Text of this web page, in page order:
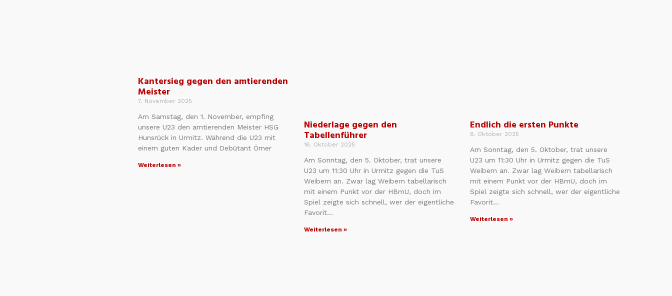
Kantersieg gegen den amtierenden
Meister
7. November 2025
Am Samstag, den 1. November, empfing
unsere U23 den amtierenden Meister HSG
Hunsrück in Urmitz. Während die U23 mit
einem guten Kader und Debütant Ömer
Weiterlesen »
Niederlage gegen den
Tabellenführer
16. Oktober 2025
Am Sonntag, den 5. Oktober, trat unsere
U23 um 11:30 Uhr in Urmitz gegen die TuS
Weibern an. Zwar lag Weibern tabellarisch
mit einem Punkt vor der HBmU, doch im
Spiel zeigte sich schnell, wer der eigentliche
Favorit…
Weiterlesen »
Endlich die ersten Punkte
8. Oktober 2025
Am Sonntag, den 5. Oktober, trat unsere
U23 um 11:30 Uhr in Urmitz gegen die TuS
Weibern an. Zwar lag Weibern tabellarisch
mit einem Punkt vor der HBmU, doch im
Spiel zeigte sich schnell, wer der eigentliche
Favorit…
Weiterlesen »